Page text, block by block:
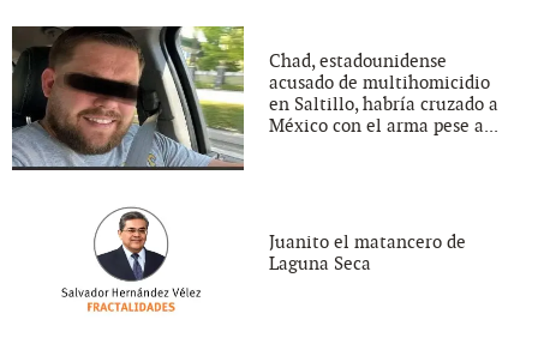
Chad, estadounidense
acusado de multihomicidio
en Saltillo, habría cruzado a
México con el arma pese a...
Juanito el matancero de
Laguna Seca